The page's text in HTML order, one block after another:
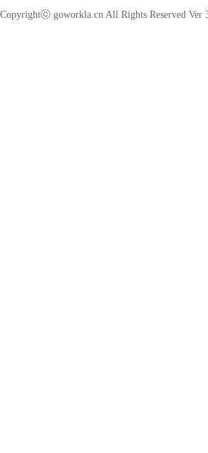
Copyrightⓒ goworkla.cn All Rights Reserved Ver